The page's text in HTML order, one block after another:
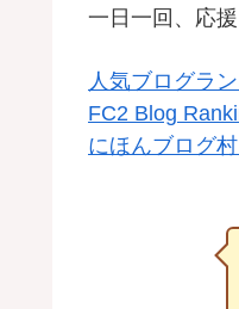
一日一回、応
人気ブログラ
FC2 Blog
にほんブログ